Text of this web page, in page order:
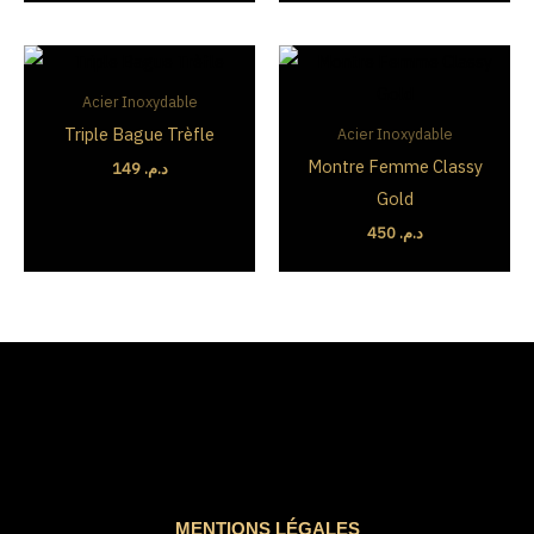
Acier Inoxydable
Triple Bague Trèfle
د.م. 149
Acier Inoxydable
Montre Femme Classy
Gold
د.م. 450
MENTIONS LÉGALES